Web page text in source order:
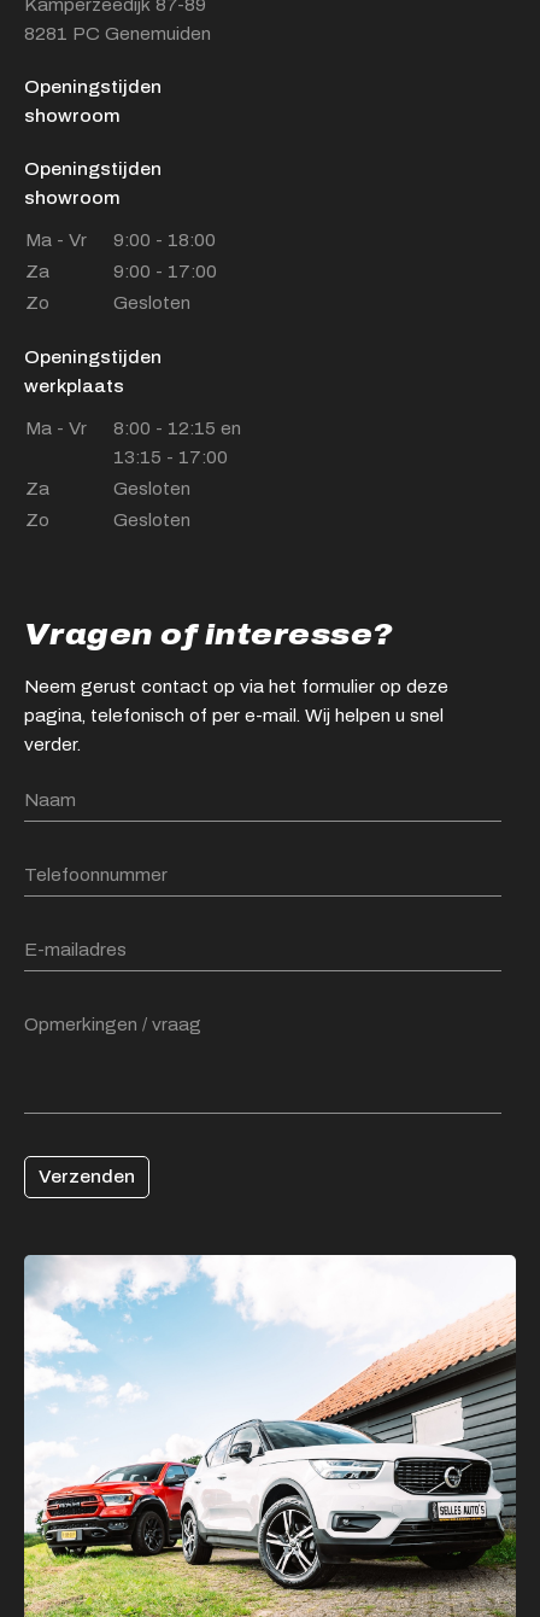
Kamperzeedijk 87-89
8281 PC Genemuiden
Openingstijden
showroom
Openingstijden
showroom
Ma - Vr
9:00 - 18:00
Za
9:00 - 17:00
Zo
Gesloten
Openingstijden
werkplaats
Ma - Vr
8:00 - 12:15 en
13:15 - 17:00
Za
Gesloten
Zo
Gesloten
Vragen of interesse?
Neem gerust contact op via het formulier op deze
pagina, telefonisch of per e-mail. Wij helpen u snel
verder.
Verzenden